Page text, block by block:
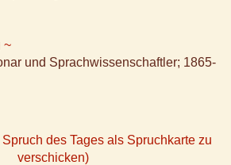
~
und Sprachwissenschaftler; 1865-
des Tages als Spruchkarte zu
verschicken)